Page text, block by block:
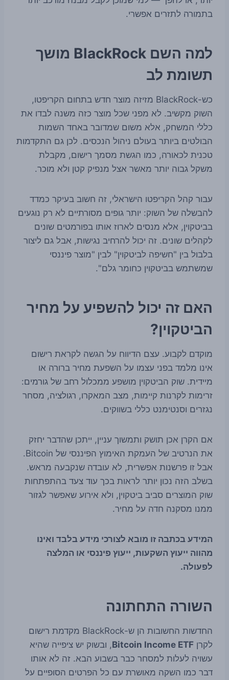
בתמורה לתזרים אפשרי.
למה השם BlackRock מושך
תשומת לב
כש-BlackRock מזיזה מוצר חדש בתחום הקריפטו,
השוק מקשיב. לא מפני שכל מוצר כזה משנה לבדו את
כללי המשחק, אלא משום שמדובר באחד השמות
הבולטים ביותר בעולם ניהול הנכסים. לכן גם התקדמות
טכנית לכאורה, כמו הגשת מסמך רישום, מקבלת
משקל גבוה יותר מאשר אצל מנפיק קטן ולא מוכר.
עבור קהל הקריפטו הישראלי, זה חשוב בעיקר כמדד
להבשלה של השוק: יותר גופים מסורתיים לא רק נוגעים
בביטקוין, אלא מנסים לארוז אותו בפורמטים שונים
לקהלים שונים. זה יכול להרחיב נגישות, אבל גם ליצור
בלבול בין "חשיפה לביטקוין" לבין "מוצר פיננסי
שמשתמש בביטקוין כחומר גלם".
האם זה יכול להשפיע על מחיר
הביטקוין?
מוקדם לקבוע. עצם הדיווח על הגשה לקראת רישום
אינו מלמד בפני עצמו על השפעת מחיר ברורה או
מיידית. שוק הביטקוין מושפע ממכלול רחב של גורמים:
זרימות לקרנות קיימות, מצב המאקרו, רגולציה, מסחר
נגזרים וסנטימנט כללי בשווקים.
אם הקרן אכן תושק ותמשוך עניין, ייתכן שהדבר יחזק
את הנרטיב של העמקת האימוץ הפיננסי של Bitcoin.
אבל זו פרשנות אפשרית, לא עובדה שנקבעה מראש.
בשלב הזה נכון יותר לראות בכך עוד צעד בהתפתחות
שוק המוצרים סביב ביטקוין, ולא אירוע שאפשר לגזור
ממנו מסקנה חדה על מחיר.
המידע בכתבה זו מובא לצורכי מידע בלבד ואינו
מהווה ייעוץ השקעות, ייעוץ פיננסי או המלצה
לפעולה.
השורה התחתונה
החדשות החשובות הן ש-BlackRock מקדמת רישום
לקרן Bitcoin Income ETF, ובשוק יש ציפייה שהיא
עשויה לעלות למסחר כבר בשבוע הבא. זה לא אותו
דבר כמו השקה מאושרת עם כל הפרטים הסופיים על